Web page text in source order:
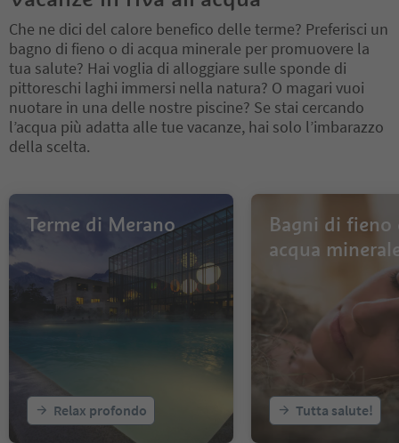
Che ne dici del calore benefico delle terme? Preferisci un
bagno di fieno o di acqua minerale per promuovere la
tua salute? Hai voglia di alloggiare sulle sponde di
pittoreschi laghi immersi nella natura? O magari vuoi
nuotare in una delle nostre piscine? Se stai cercando
l’acqua più adatta alle tue vacanze, hai solo l’imbarazzo
della scelta.
Terme di Merano
Relax profondo
Bagni di fieno
acqua
Tutta salute!